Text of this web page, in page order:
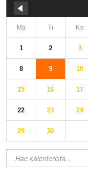
Ma Ti Ke
1 2 3
8 9 10
15 16 17
22 23 24
29 30